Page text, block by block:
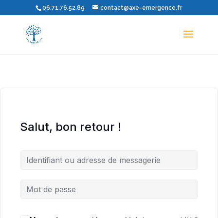
06.71.76.52.89 contact@axe-emergence.fr
Salut, bon retour !